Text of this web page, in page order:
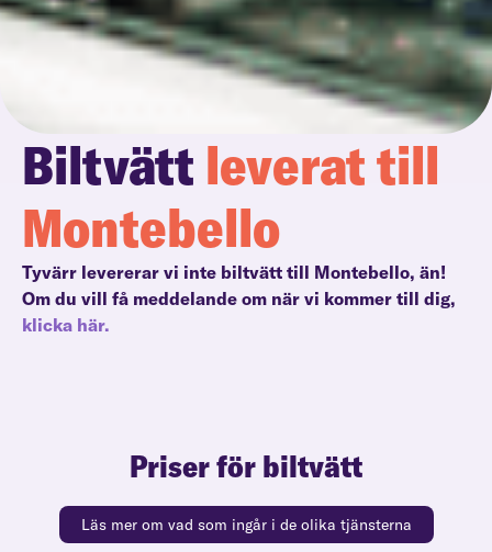
Biltvätt leverat till
Montebello
Tyvärr levererar vi inte biltvätt till Montebello, än!
Om du vill få meddelande om när vi kommer till dig,
klicka här.
Priser för biltvätt
Läs mer om vad som ingår i de olika tjänsterna